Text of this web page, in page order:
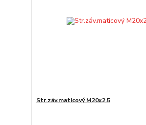
Str.záv.maticový M20x2.5